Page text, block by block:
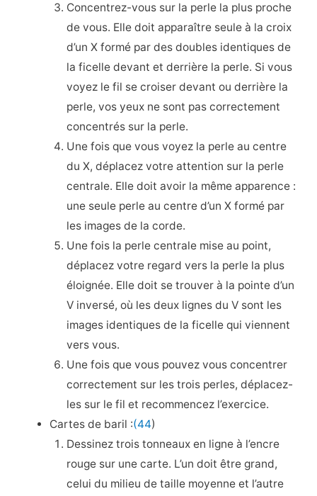
Concentrez-vous sur la perle la plus proche
de vous. Elle doit apparaître seule à la croix
d’un X formé par des doubles identiques de
la ficelle devant et derrière la perle. Si vous
voyez le fil se croiser devant ou derrière la
perle, vos yeux ne sont pas correctement
concentrés sur la perle.
Une fois que vous voyez la perle au centre
du X, déplacez votre attention sur la perle
centrale. Elle doit avoir la même apparence :
une seule perle au centre d’un X formé par
les images de la corde.
Une fois la perle centrale mise au point,
déplacez votre regard vers la perle la plus
éloignée. Elle doit se trouver à la pointe d’un
V inversé, où les deux lignes du V sont les
images identiques de la ficelle qui viennent
vers vous.
Une fois que vous pouvez vous concentrer
correctement sur les trois perles, déplacez-
les sur le fil et recommencez l’exercice.
Cartes de baril :(44)
Dessinez trois tonneaux en ligne à l’encre
rouge sur une carte. L’un doit être grand,
celui du milieu de taille moyenne et l’autre